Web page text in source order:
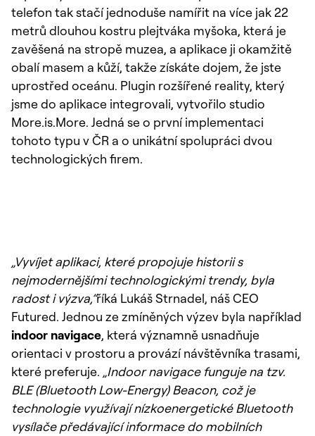
telefon tak stačí jednoduše namířit na více jak 22
metrů dlouhou kostru plejtváka myšoka, která je
zavěšená na stropě muzea, a aplikace ji okamžitě
obalí masem a kůží, takže získáte dojem, že jste
uprostřed oceánu. Plugin rozšířené reality, který
jsme do aplikace integrovali, vytvořilo studio
More.is.More. Jedná se o první implementaci
tohoto typu v ČR a o unikátní spolupráci dvou
technologických firem.
„Vyvíjet aplikaci, které propojuje historii s
nejmodernějšími technologickými trendy, byla
radost i výzva,”říká Lukáš Strnadel, náš CEO
Futured. Jednou ze zmíněných výzev byla například
indoor navigace, která významně usnadňuje
orientaci v prostoru a provází návštěvníka trasami,
které preferuje. „Indoor navigace funguje na tzv.
BLE (Bluetooth Low-Energy) Beacon, což je
technologie využívají nízkoenergetické Bluetooth
vysílače předávající informace do mobilních